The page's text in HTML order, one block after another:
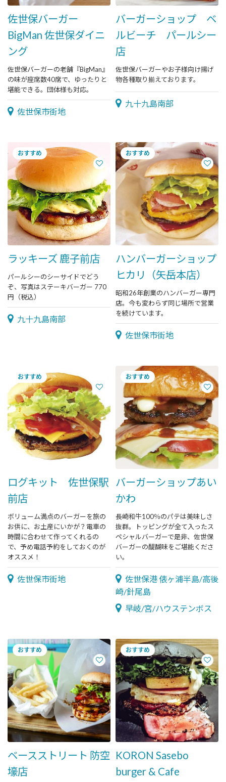
佐世保バーガー
BigMan 佐世保ダイニ
ング
佐世保バーガーの老舗『BigMan』
の味が座席数40席で、ゆったりと
堪能できる。団体様も対応。
佐世保市街地
バーガーショップ ベ
ルビーチ パールシー
店
佐世保バーガーやお子様向け揚げ
物各種取り揃えております。
九十九島南部
ラッキーズ 鹿子前店
パールシーのシーサイドでどう
ぞ、写真はステーキバーガー 770
円（税込）
九十九島南部
ハンバーガーショップ
ヒカリ（矢岳本店）
昭和26年創業のハンバーガー専門
店。今も変わらず同じ場所で営業
を続けています。
佐世保市街地
ログキット 佐世保駅
前店
ボリューム満点のバーガーを旅の
お供に、お土産にいかが？電車の
時間に合わせて作ってくれるの
で、予め電話予約をしておくのが
オススメ！
佐世保市街地
バーガーショップあい
かわ
長崎和牛100％のパテは美味しさ
抜群。トッピングが全て入ったス
ペシャルバーガーで是非、佐世保
バーガーの醍醐味をご堪能くださ
い。
佐世保港 俵ヶ浦半島/高後
崎/針尾島
早岐/宮/ハウステンボス
ベースストリート 防空
壕店
KORON Sasebo
burger & Cafe